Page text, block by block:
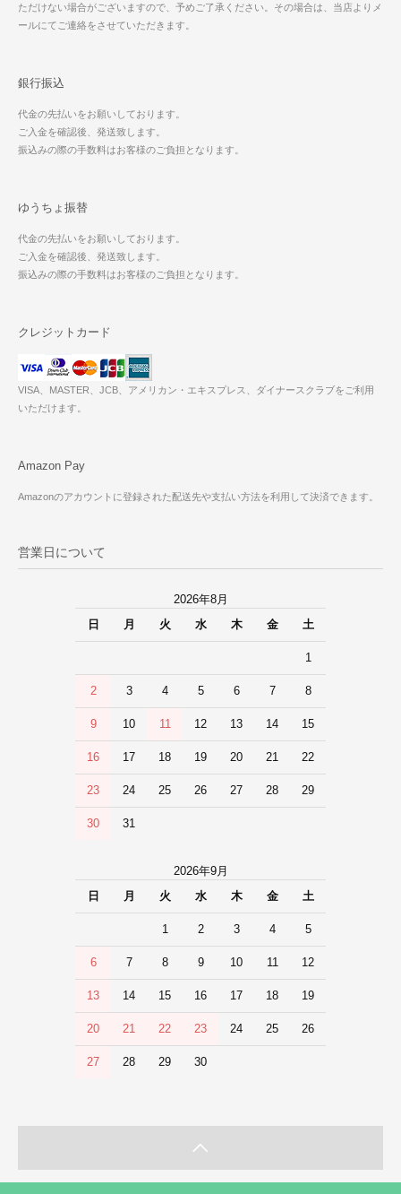
ただけない場合がございますので、予めご了承ください。その場合は、当店よりメ
ールにてご連絡をさせていただきます。
銀行振込
代金の先払いをお願いしております。
ご入金を確認後、発送致します。
振込みの際の手数料はお客様のご負担となります。
ゆうちょ振替
代金の先払いをお願いしております。
ご入金を確認後、発送致します。
振込みの際の手数料はお客様のご負担となります。
クレジットカード
VISA、MASTER、JCB、アメリカン・エキスプレス、ダイナースクラブをご利用
いただけます。
Amazon Pay
Amazonのアカウントに登録された配送先や支払い方法を利用して決済できます。
営業日について
2026年8月
日
月 火 水 木 金 土
1
2 3 4 5 6 7 8
9 10 11 12 13 14 15
16 17 18 19 20 21 22
23 24 25 26 27 28 29
30 31
2026年9月
日
月 火 水 木 金 土
1 2 3 4 5
6 7 8 9 10 11 12
13 14 15 16 17 18 19
20 21 22 23 24 25 26
27 28 29 30